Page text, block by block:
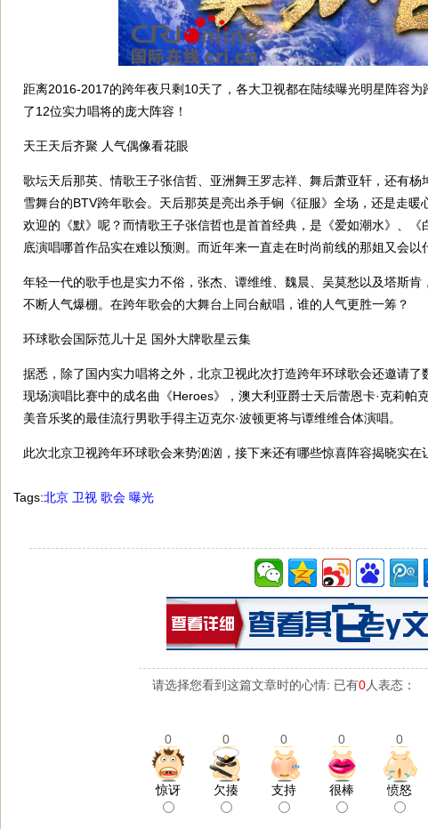
距离2016-2017的跨年夜只剩10天了，各大卫视都在陆续曝光明星阵容
了12位实力唱将的庞大阵容！
天王天后齐聚 人气偶像看花眼
歌坛天后那英、情歌王子张信哲、亚洲舞王罗志祥、舞后萧亚轩，还有
雪舞台的BTV跨年歌会。天后那英是亮出杀手锏《征服》全场，还是走
欢迎的《默》呢？而情歌王子张信哲也是首首经典，是《爱如潮水》、
底演唱哪首作品实在难以预测。而近年来一直走在时尚前线的那姐又会以
年轻一代的歌手也是实力不俗，张杰、谭维维、魏晨、吴莫愁以及塔斯
不断人气爆棚。在跨年歌会的大舞台上同台献唱，谁的人气更胜一筹？
环球歌会国际范儿十足 国外大牌歌星云集
据悉，除了国内实力唱将之外，北京卫视此次打造跨年环球歌会还邀请
现场演唱比赛中的成名曲《Heroes》，澳大利亚爵士天后蕾恩卡·克莉帕
美音乐奖的最佳流行男歌手得主迈克尔·波顿更将与谭维维合体演唱。
此次北京卫视跨年环球歌会来势汹汹，接下来还有哪些惊喜阵容揭晓实在
Tags:北京 卫视 歌会 曝光
请选择您看到这篇文章时的心情: 已有0人表态：
0 0 0 0 0
惊讶 欠揍 支持 很棒 愤怒